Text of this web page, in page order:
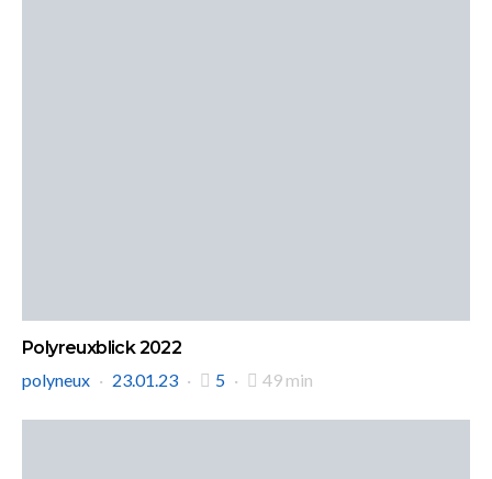
Polyreuxblick 2022
polyneux
23.01.23 5 49 min